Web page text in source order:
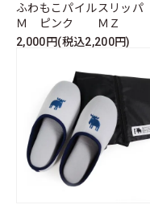
ふわもこパイルスリッパ
Ｍ ピンク ＭＺ
2,000円(税込2,200円)